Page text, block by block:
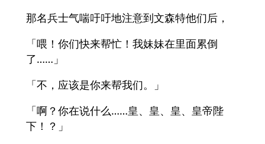
那名兵士气喘吁吁地注意到文森特他们后，
「喂！你们快来帮忙！我妹妹在里面累倒
了……」
「不，应该是你来帮我们。」
「啊？你在说什么……皇、皇、皇、皇帝陛
下！？」